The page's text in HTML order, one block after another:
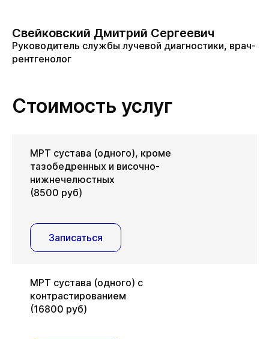
Свейковский Дмитрий Сергеевич
Руководитель службы лучевой диагностики, врач-
рентгенолог
Стоимость услуг
МРТ сустава (одного), кроме
тазобедренных и височно-
нижнечелюстных
(8500 руб)
Записаться
МРТ сустава (одного) с
контрастированием
(16800 руб)